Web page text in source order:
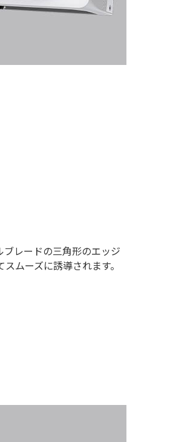
レードの三角形のエッジ
ムーズに誘導されます。